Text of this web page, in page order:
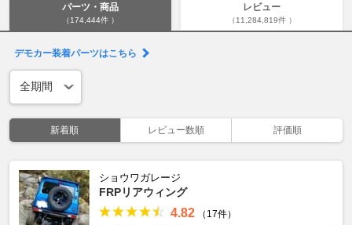
パーツ・商品
（174,444件 ）
レビュー
（11,284,819件 ）
デモカー装着パーツはこちら
新着順 レビュー数順 評価順
ショウワガレージ
FRPリアウィング
4.82
（17件）